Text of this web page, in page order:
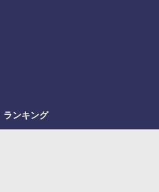
ランキング